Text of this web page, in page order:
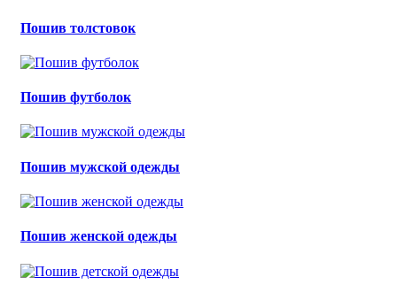
Пошив толстовок
Пошив футболок
Пошив мужской одежды
Пошив женской одежды